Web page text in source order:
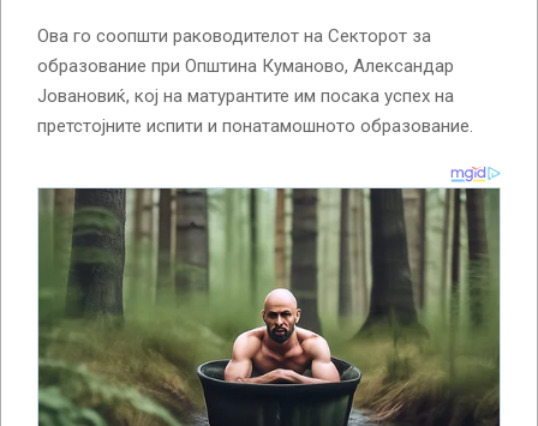
Ова го соопшти раководителот на Секторот за
образование при Општина Куманово, Александар
Јовановиќ, кој на матурантите им посака успех на
претстојните испити и понатамошното образование.